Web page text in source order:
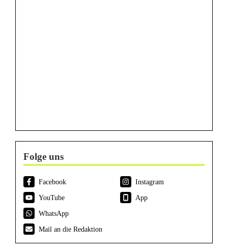
Folge uns
Facebook
Instagram
YouTube
App
WhatsApp
Mail an die Redaktion